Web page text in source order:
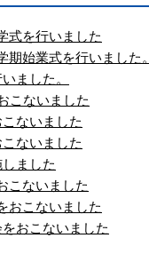
を行いました
始業式を行いました。
ました。
こないました
ないました
ないました
ました
こないました
おこないました
おこないました